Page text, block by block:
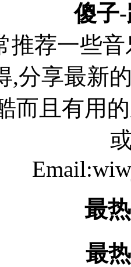
傻子
推荐一些
,分享最新
而且有用
最
最